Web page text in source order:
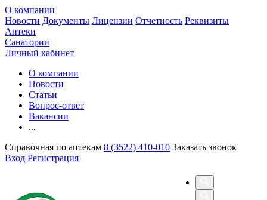
О компании
Новости Документы Лицензии Отчетность Реквизиты
Аптеки
Санатории
Личный кабинет
О компании
Новости
Статьи
Вопрос-ответ
Вакансии
...
Справочная по аптекам 8 (3522) 410-010 Заказать звонок
Вход Регистрация